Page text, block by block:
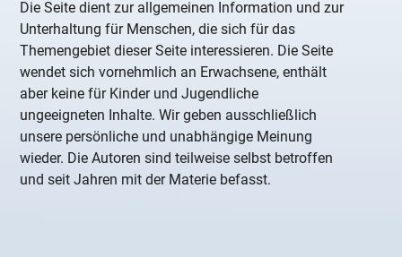
Die Seite dient zur allgemeinen Information und zur
Unterhaltung für Menschen, die sich für das
Themengebiet dieser Seite interessieren. Die Seite
wendet sich vornehmlich an Erwachsene, enthält
aber keine für Kinder und Jugendliche
ungeeigneten Inhalte. Wir geben ausschließlich
unsere persönliche und unabhängige Meinung
wieder. Die Autoren sind teilweise selbst betroffen
und seit Jahren mit der Materie befasst.